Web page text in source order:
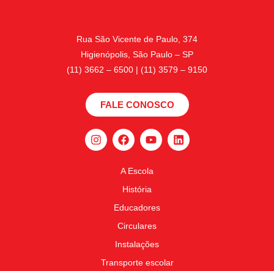
Rua São Vicente de Paulo, 374
Higienópolis, São Paulo – SP
(11) 3662 – 6500 | (11) 3579 – 9150
FALE CONOSCO
A Escola
História
Educadores
Circulares
Instalações
Transporte escolar